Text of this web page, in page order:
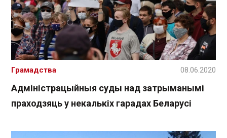
Адміністрацыйныя суды над затрыманымі
праходзяць у некалькіх гарадах Беларусі
Грамадства 08.06.2020